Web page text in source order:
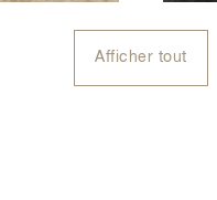
Afficher tout